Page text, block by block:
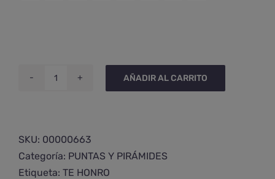
7
mediana
cantidad
AÑADIR AL CARRITO
SKU: 00000663
Categoría: PUNTAS Y PIRÁMIDES
Etiqueta: TE HONRO